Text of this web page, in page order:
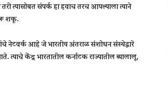
त्यासोबत संपर्क हा हवाच तरच आपल्याला त्याने
शकू.
नेटवर्क आहे जे भारतीय अंतराळ संशोधन संस्थेद्वारे
त्याचे केंद्र भारतातील कर्नाटक राज्यातील ब्यालालू,